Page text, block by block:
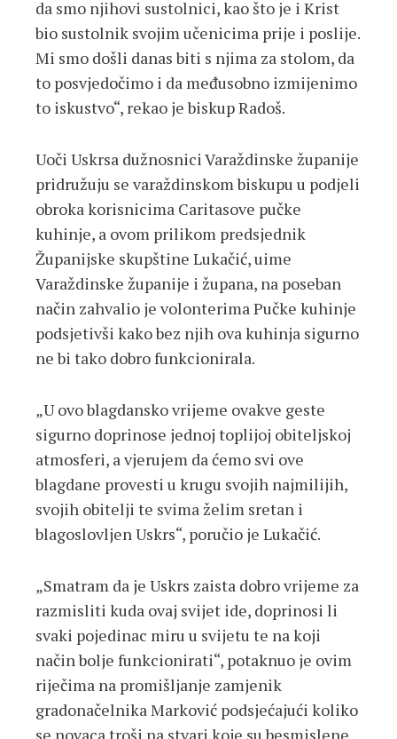
da smo njihovi sustolnici, kao što je i Krist
bio sustolnik svojim učenicima prije i poslije.
Mi smo došli danas biti s njima za stolom, da
to posvjedočimo i da međusobno izmijenimo
to iskustvo“, rekao je biskup Radoš.
Uoči Uskrsa dužnosnici Varaždinske županije
pridružuju se varaždinskom biskupu u podjeli
obroka korisnicima Caritasove pučke
kuhinje, a ovom prilikom predsjednik
Županijske skupštine Lukačić, uime
Varaždinske županije i župana, na poseban
način zahvalio je volonterima Pučke kuhinje
podsjetivši kako bez njih ova kuhinja sigurno
ne bi tako dobro funkcionirala.
„U ovo blagdansko vrijeme ovakve geste
sigurno doprinose jednoj toplijoj obiteljskoj
atmosferi, a vjerujem da ćemo svi ove
blagdane provesti u krugu svojih najmilijih,
svojih obitelji te svima želim sretan i
blagoslovljen Uskrs“, poručio je Lukačić.
„Smatram da je Uskrs zaista dobro vrijeme za
razmisliti kuda ovaj svijet ide, doprinosi li
svaki pojedinac miru u svijetu te na koji
način bolje funkcionirati“, potaknuo je ovim
riječima na promišljanje zamjenik
gradonačelnika Marković podsjećajući koliko
se novaca troši na stvari koje su besmislene